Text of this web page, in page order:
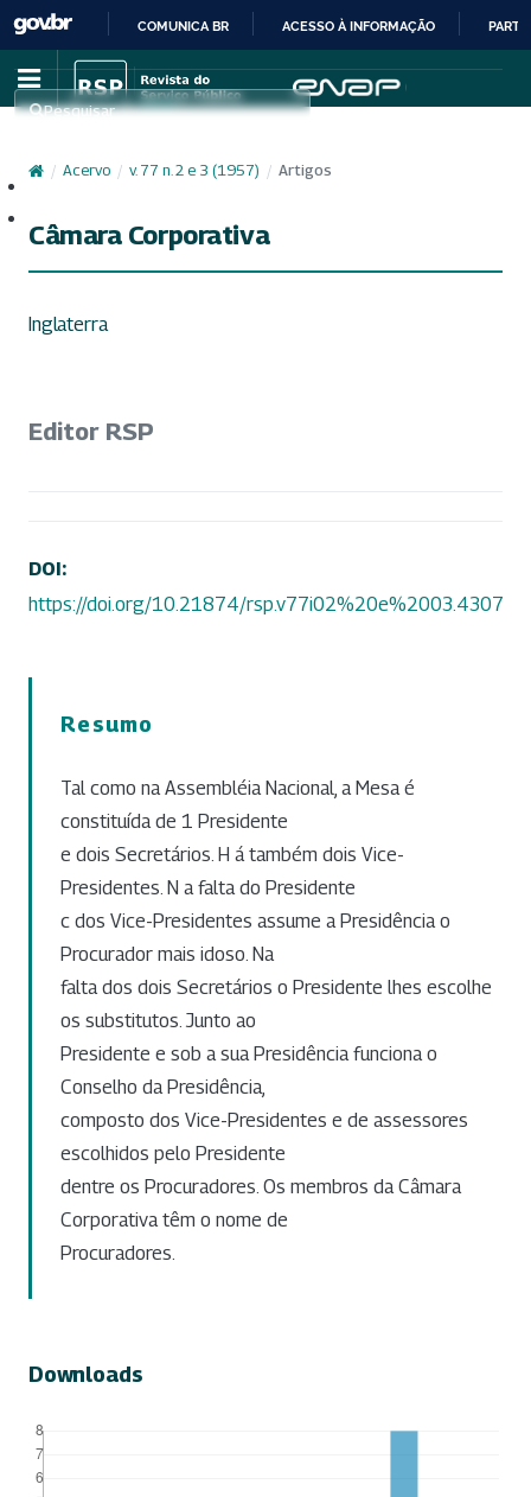
IR
PARA
CONTEÚDO
COMUNICA BR ACESSO À INFORMAÇÃO
Pesquisar
/ Acervo / v. 77 n. 2 e 3 (1957) / Artigos
Câmara Corporativa
Inglaterra
Editor RSP
DOI:
https://doi.org/10.21874/rsp.v77i02%20e%2003.4307
Resumo
Tal como na Assembléia Nacional, a Mesa é
constituída de 1 Presidente
e dois Secretários. H á também dois Vice-
Presidentes. N a falta do Presidente
c dos Vice-Presidentes assume a Presidência o
Procurador mais idoso. Na
falta dos dois Secretários o Presidente lhes escolhe
os substitutos. Junto ao
Presidente e sob a sua Presidência funciona o
Conselho da Presidência,
composto dos Vice-Presidentes e de assessores
escolhidos pelo Presidente
dentre os Procuradores. Os membros da Câmara
Corporativa têm o nome de
Procuradores.
Downloads